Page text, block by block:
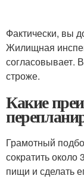
Фактически, вы
Жилищная
согласовывает.
строже.
Какие
Грамотный
сократить
пищи и сделать